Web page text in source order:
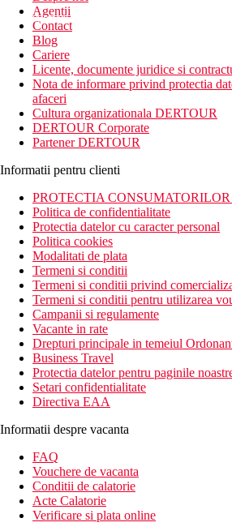
newsletter!
Agentii
Contact
Blog
Cariere
Licente, documente juridice si
Nota de informare privind protectia
afaceri
Cultura organizationala DERTOUR
DERTOUR Corporate
Partener DERTOUR
Informatii pentru clienti
PROTECTIA CONSUMATORILOR
Politica de confidentialitate
Protectia datelor cu caracter personal
Politica cookies
Modalitati de plata
Termeni si conditii
Termeni si conditii privind
Termeni si conditii pentru utilizarea
Campanii si regulamente
Vacante in rate
Drepturi principale in temeiul
Business Travel
Protectia datelor pentru paginile
Setari confidentialitate
Directiva EAA
Informatii despre vacanta
FAQ
Vouchere de vacanta
Conditii de calatorie
Acte Calatorie
Verificare si plata online